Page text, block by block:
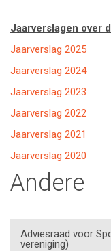
Jaarverslagen over
Jaarverslag 2025
Jaarverslag 2024
Jaarverslag 2023
Jaarverslag 2022
Jaarverslag 2021
Jaarverslag 2020
Andere
Adviesraad voor
vereniging)